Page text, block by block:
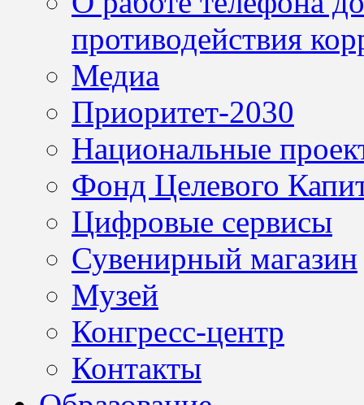
противодействия
Медиа
Приоритет-2030
Национальные
Фонд Целевого
Цифровые сервисы
Сувенирный магазин
Музей
Конгресс-центр
Контакты